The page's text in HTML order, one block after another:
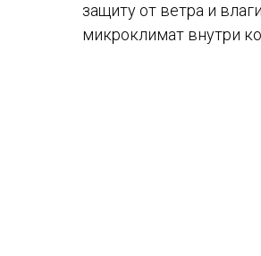
защиту от ветра и
микроклимат внутри